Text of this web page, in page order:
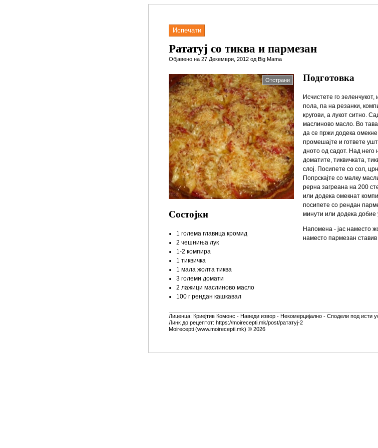
Испечати
Рататуј со тиква и пармезан
Објавено на 27 Декември, 2012 од Big Mama
Отстрани
Состојки
1 голема главица кромид
2 чешниња лук
1-2 компира
1 тиквичка
1 мала жолта тиква
3 големи домати
2 лажици маслиново масло
100 г рендан кашкавал
Подготовка
Исчистете го зеленчукот,
пола, па на резанки,
кругови, а лукот ситно.
маслиново масло. Во тава
да се пржи додека
промешајте и гответе
дното од садот. Над него
доматите, тиквичката,
слој. Посипете со сол,
Попрскајте со малку
рерна загреана на 200
или додека омекнат
посипете со рендан
минути или додека добие
Напомена - јас наместо
наместо пармезан
Лиценца: Криејтив Комонс - Наведи извор - Некомерцијално - Сподели под исти
Линк до рецептот: https://moirecepti.mk/post/рататуј-2
Moirecepti (www.moirecepti.mk) © 2026